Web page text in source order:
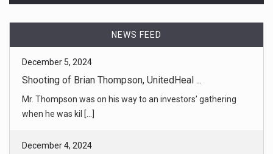
NEWS FEED
December 4, 2024
Supreme Court Inclined to Uphold Tenne ...
The justices heard arguments on Wednesday over whether
Tennessee and m [...]
December 4, 2024